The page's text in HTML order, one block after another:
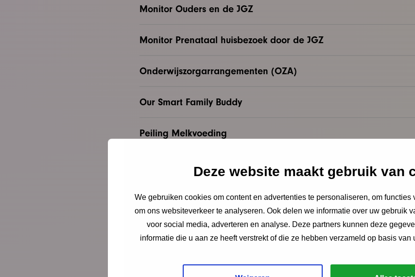
Deze website maakt gebruik van
We gebruiken cookies om content en advertenties te personaliseren, om functies
om ons websiteverkeer te analyseren. Ook delen we informatie over uw gebruik
voor social media, adverteren en analyse. Deze partners kunnen deze
informatie die u aan ze heeft verstrekt of die ze hebben verzameld op basis van
Monitor Ouders en de JGZ
Monitor Prenataal huisbezoek door de JGZ
Onderwijszorgarrangementen (OZA)
Our Smart Family Buddy
Peiling Melkvoeding
Preventie van geldzorgen
Standardized Infant NeuroDevelopmental Assessment (SINDA)
SPARK36: ontwikkeling en validering